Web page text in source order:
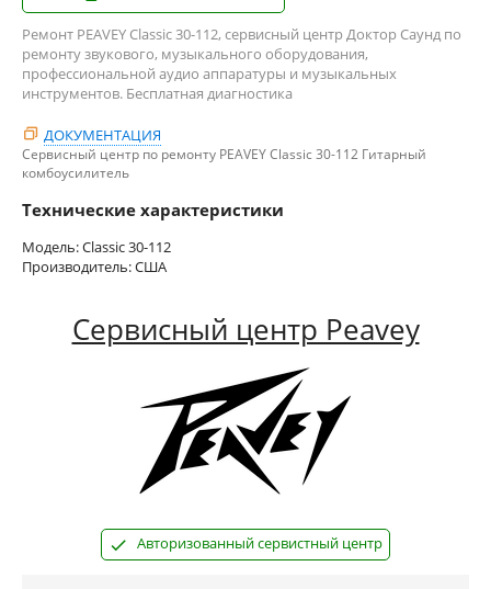
Ремонт PEAVEY Classic 30-112, сервисный центр Доктор Саунд по
ремонту звукового, музыкального оборудования,
профессиональной аудио аппаратуры и музыкальных
инструментов. Бесплатная диагностика
ДОКУМЕНТАЦИЯ
Сервисный центр по ремонту PEAVEY Classic 30-112 Гитарный
комбоусилитель
Технические характеристики
Модель: Classic 30-112
Производитель: США
Сервисный центр Peavey
Авторизованный сервистный центр